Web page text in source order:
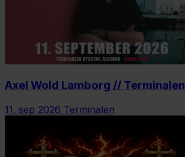
Axel Wold Lamborg // Terminalen
11. sep 2026 Terminalen